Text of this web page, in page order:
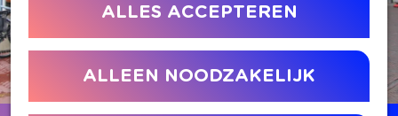
ALLES ACCEPTEREN
ALLEEN NOODZAKELIJK